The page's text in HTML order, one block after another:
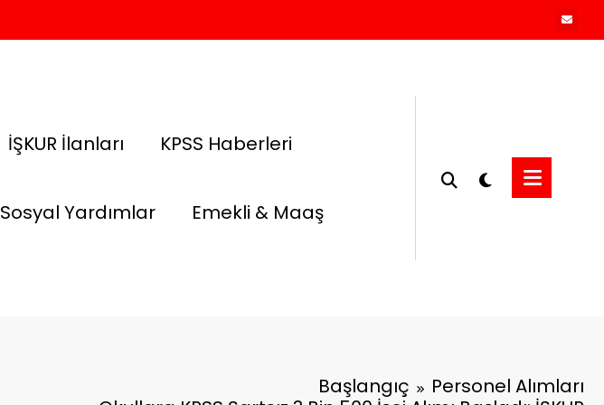
İŞKUR İlanları KPSS Haberleri
Sosyal Yardımlar Emekli & Maaş
Başlangıç
Personel Alımları